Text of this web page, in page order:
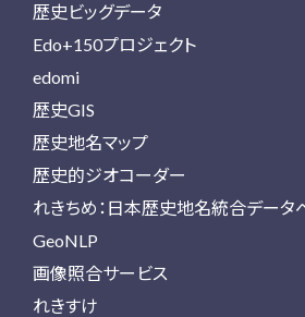
歴史ビッグデータ
Edo+150プロジェクト
edomi
歴史GIS
歴史地名マップ
歴史的ジオコーダー
れきちめ：日本歴史地名統合データ
GeoNLP
画像照合サービス
れきすけ